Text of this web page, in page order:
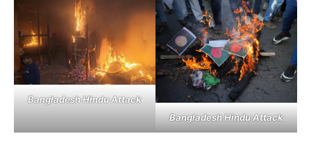
Bangladesh Hindu Attack
Bangladesh Hindu Attack